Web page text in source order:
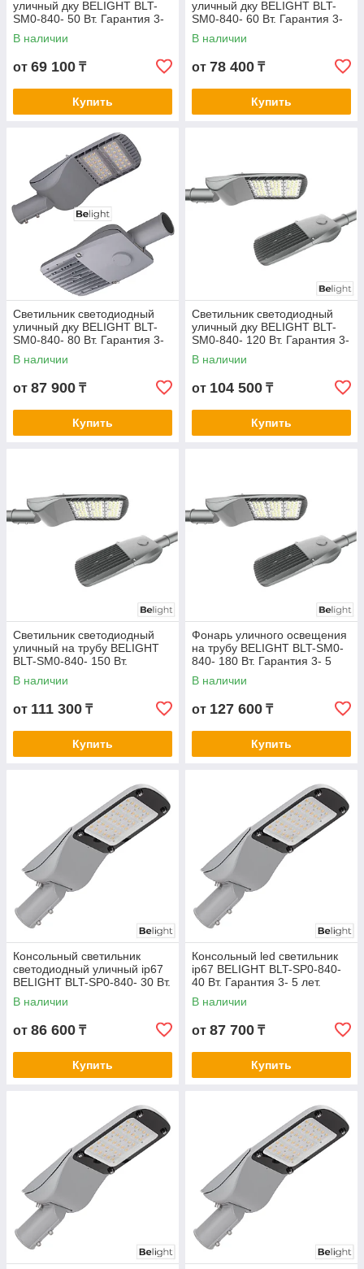
уличный дку BELIGHT BLT-
SM0-840- 50 Вт. Гарантия 3-
5 лет. Сертификат СТ КЗ
В наличии
от 69 100 ₸
Купить
уличный дку BELIGHT BLT-
SM0-840- 60 Вт. Гарантия 3-
5 лет. Сертификат СТ КЗ
В наличии
от 78 400 ₸
Купить
Светильник светодиодный
уличный дку BELIGHT BLT-
SM0-840- 80 Вт. Гарантия 3-
5 лет. Сертификат СТ КЗ
В наличии
от 87 900 ₸
Купить
Светильник светодиодный
уличный дку BELIGHT BLT-
SM0-840- 120 Вт. Гарантия 3-
5 лет. Сертификат СТ КЗ
В наличии
от 104 500 ₸
Купить
Светильник светодиодный
уличный на трубу BELIGHT
BLT-SM0-840- 150 Вт.
Гарантия 3- 5 лет.
Сертификат СТ КЗ
В наличии
от 111 300 ₸
Купить
Фонарь уличного освещения
на трубу BELIGHT BLT-SM0-
840- 180 Вт. Гарантия 3- 5
лет. Сертификат СТ КЗ
В наличии
от 127 600 ₸
Купить
Консольный светильник
светодиодный уличный ip67
BELIGHT BLT-SP0-840- 30 Вт.
Гарантия 3- 5 лет.
Сертификат СТ КЗ
В наличии
от 86 600 ₸
Купить
Консольный led светильник
ip67 BELIGHT BLT-SP0-840-
40 Вт. Гарантия 3- 5 лет.
Сертификат СТ КЗ
В наличии
от 87 700 ₸
Купить